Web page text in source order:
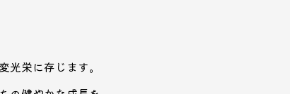
栄に存じます。